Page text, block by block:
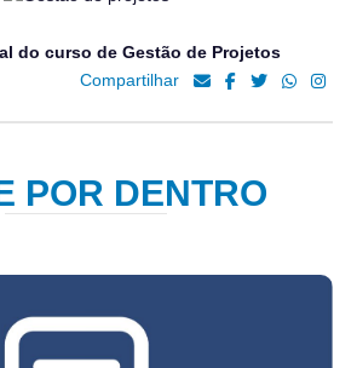
do curso de Gestão de Projetos
Compartilhar
POR DENTRO